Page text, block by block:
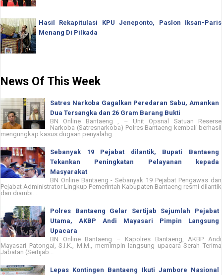
Hasil Rekapitulasi KPU Jeneponto, Paslon Iksan-Paris
Menang Di Pilkada
News Of This Week
Satres Narkoba Gagalkan Peredaran Sabu, Amankan
Dua Tersangka dan 26 Gram Barang Bukti
BN Online Bantaeng , – Unit Opsnal Satuan Reserse
Narkoba (Satresnarkoba) Polres Bantaeng kembali berhasil
mengungkap kasus dugaan penyalahg...
Sebanyak 19 Pejabat dilantik, Bupati Bantaeng
Tekankan Peningkatan Pelayanan kepada
Masyarakat
BN Online Bantaeng - Sebanyak 19 Pejabat Pengawas dan
Pejabat Administrator Lingkup Pemerintah Kabupaten Bantaeng resmi dilantik
dan diambi...
Polres Bantaeng Gelar Sertijab Sejumlah Pejabat
Utama, AKBP Andi Mayasari Pimpin Langsung
Upacara
BN Online Bantaeng – Kapolres Bantaeng, AKBP Andi
Mayasari Patongai, S.I.K., M.M., memimpin langsung upacara Serah Terima
Jabatan (Sertijab...
Lepas Kontingen Bantaeng Ikuti Jambore Nasional